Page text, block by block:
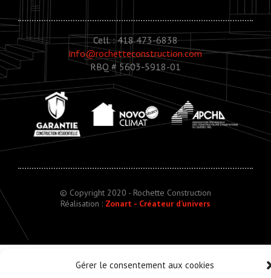
Gérer le consentement aux cookies
Cell. : 418 473-6838
info@rochetteconstruction.com
RBQ # 5603-5918-01
© Copyright 2020 - Rochette Construction
Réalisation : Zonart - Créateur d’univers